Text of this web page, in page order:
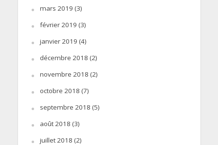
mars 2019 (3)
février 2019 (3)
janvier 2019 (4)
décembre 2018 (2)
novembre 2018 (2)
octobre 2018 (7)
septembre 2018 (5)
août 2018 (3)
juillet 2018 (2)